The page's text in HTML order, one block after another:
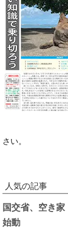
さい。
人気の記事
国交省、空き
始動